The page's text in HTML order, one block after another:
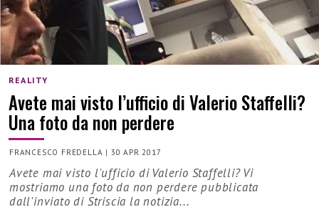
REALITY
Avete mai visto l’ufficio di Valerio Staffelli?
Una foto da non perdere
FRANCESCO FREDELLA | 30 APR 2017
Avete mai visto l'ufficio di Valerio Staffelli? Vi
mostriamo una foto da non perdere pubblicata
dall'inviato di Striscia la notizia...